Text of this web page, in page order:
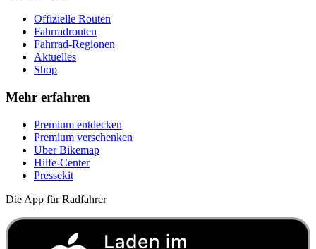
Offizielle Routen
Fahrradrouten
Fahrrad-Regionen
Aktuelles
Shop
Mehr erfahren
Premium entdecken
Premium verschenken
Über Bikemap
Hilfe-Center
Pressekit
Die App für Radfahrer